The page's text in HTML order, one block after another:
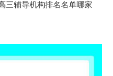
三辅导机构排名名单哪家